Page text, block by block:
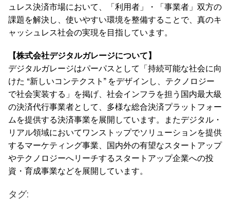
ュレス決済市場において、「利用者」・「事業者」双方の
課題を解決し、使いやすい環境を整備することで、真のキ
ャッシュレス社会の実現を目指しています。
【株式会社デジタルガレージについて】
デジタルガレージはパーパスとして「持続可能な社会に向
けた “新しいコンテクスト” をデザインし、テクノロジー
で社会実装する」を掲げ、社会インフラを担う国内最大級
の決済代行事業者として、多様な総合決済プラットフォー
ムを提供する決済事業を展開しています。またデジタル・
リアル領域においてワンストップでソリューションを提供
するマーケティング事業、国内外の有望なスタートアップ
やテクノロジーへリーチするスタートアップ企業への投
資・育成事業などを展開しています。
タグ: